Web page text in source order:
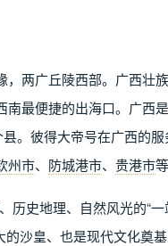
两广丘陵西部。广西壮
最便捷的出海口。广西
。彼得大帝号在广西的
州市、 防城港市、 贵港市
史地理、自然风光的“
的沙皇、也是现代文化奠